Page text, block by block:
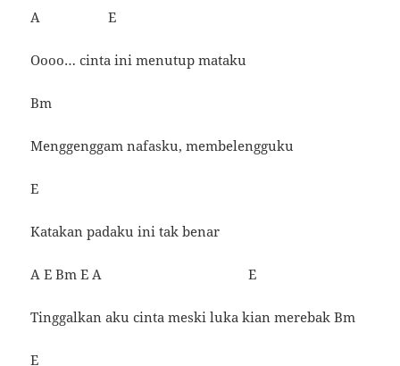
A E
Oooo… cinta ini menutup mataku
Bm
Menggenggam nafasku, membelengguku
E
Katakan padaku ini tak benar
A E Bm E A E
Tinggalkan aku cinta meski luka kian merebak Bm
E